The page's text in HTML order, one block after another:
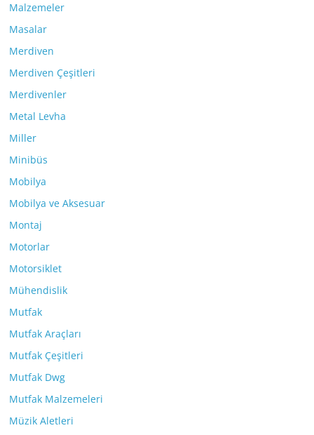
Malzemeler
Masalar
Merdiven
Merdiven Çeşitleri
Merdivenler
Metal Levha
Miller
Minibüs
Mobilya
Mobilya ve Aksesuar
Montaj
Motorlar
Motorsiklet
Mühendislik
Mutfak
Mutfak Araçları
Mutfak Çeşitleri
Mutfak Dwg
Mutfak Malzemeleri
Müzik Aletleri